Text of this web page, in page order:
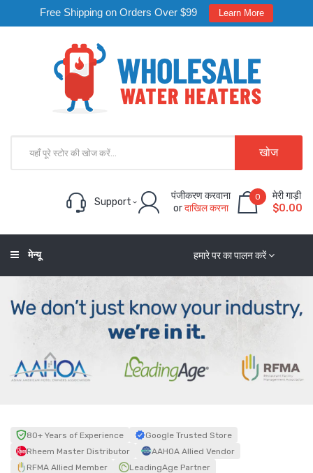
Free Shipping on Orders Over $99 Learn More
खोज
Support
पंजीकरण करवाना
orदाखिल करना
0
मेरी गाड़ी
$0.00
हमारे पर का पालन करें
मेन्यू
80+ Years of Experience
Google Trusted Store
Rheem Master Distributor
AAHOA Allied Vendor
RFMA Allied Member
LeadingAge Partner